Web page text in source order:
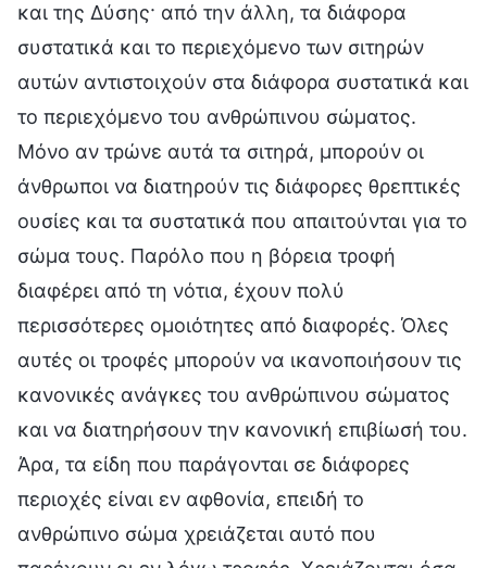
και της Δύσης· από την άλλη, τα διάφορα
συστατικά και το περιεχόμενο των σιτηρών
αυτών αντιστοιχούν στα διάφορα συστατικά και
το περιεχόμενο του ανθρώπινου σώματος.
Μόνο αν τρώνε αυτά τα σιτηρά, μπορούν οι
άνθρωποι να διατηρούν τις διάφορες θρεπτικές
ουσίες και τα συστατικά που απαιτούνται για το
σώμα τους. Παρόλο που η βόρεια τροφή
διαφέρει από τη νότια, έχουν πολύ
περισσότερες ομοιότητες από διαφορές. Όλες
αυτές οι τροφές μπορούν να ικανοποιήσουν τις
κανονικές ανάγκες του ανθρώπινου σώματος
και να διατηρήσουν την κανονική επιβίωσή του.
Άρα, τα είδη που παράγονται σε διάφορες
περιοχές είναι εν αφθονία, επειδή το
ανθρώπινο σώμα χρειάζεται αυτό που